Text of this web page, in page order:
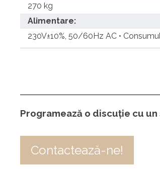
270 kg
Alimentare:
230V±10%, 50/60Hz AC •
Programează o discuție cu
Contactează-ne!